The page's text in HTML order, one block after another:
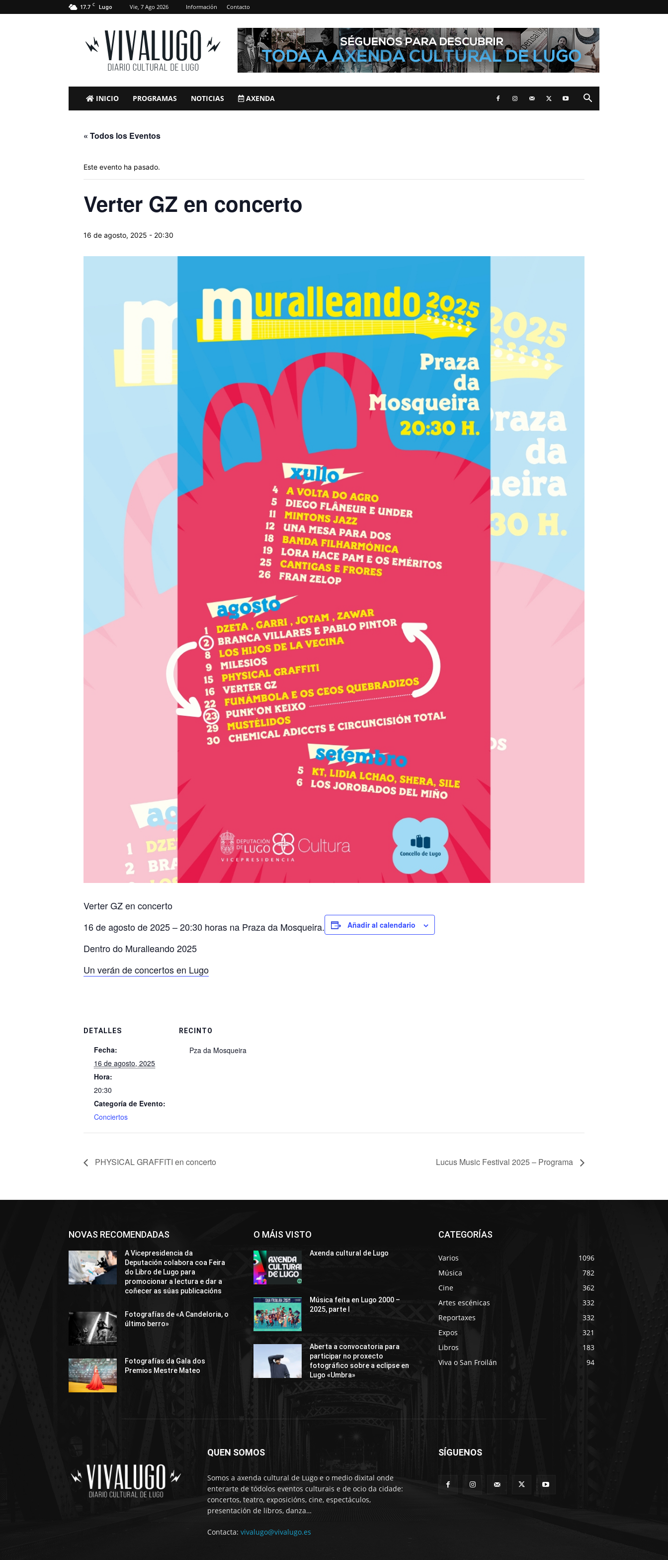
17.7 C Lugo Vie, 7 Ago 2026 Información Contacto
VivaLugo
INICIO PROGRAMAS NOTICIAS AXENDA
« Todos los Eventos
Este evento ha pasado.
Verter GZ en concerto
16 de agosto, 2025 - 20:30
Verter GZ en concerto
16 de agosto de 2025 – 20:30 horas na Praza da Mosqueira.
Dentro do Muralleando 2025
Un verán de concertos en Lugo
Añadir al calendario
DETALLES
Fecha:
16 de agosto, 2025
Hora:
20:30
Categoría de Evento:
Conciertos
RECINTO
Pza da Mosqueira
PHYSICAL GRAFFITI en concerto Lucus Music Festival 2025 – Programa
NOVAS RECOMENDADAS
A Vicepresidencia da
Deputación colabora coa Feira
do Libro de Lugo para
promocionar a lectura e dar a
coñecer as súas publicacións
Fotografías de «A Candeloria, o
último berro»
Fotografías da Gala dos
Premios Mestre Mateo
O MÁIS VISTO
Axenda cultural de Lugo
Música feita en Lugo 2000 –
2025, parte I
Aberta a convocatoria para
participar no proxecto
fotográfico sobre a eclipse en
Lugo «Umbra»
CATEGORÍAS
Varios
1096
Música
782
Cine
362
Artes escénicas
332
Reportaxes
332
Expos
321
Libros
183
Viva o San Froilán
94
QUEN SOMOS
Somos a axenda cultural de Lugo e o medio dixital onde
enterarte de tódolos eventos culturais e de ocio da cidade:
concertos, teatro, exposicións, cine, espectáculos,
presentación de libros, danza…
Contacta: vivalugo@vivalugo.es
SÍGUENOS